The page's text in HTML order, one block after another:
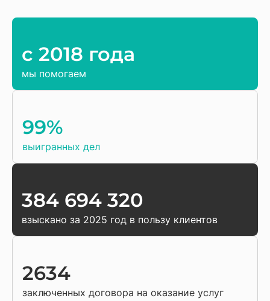
c 2018 года
мы помогаем
99%
выигранных дел
384 694 320
взыскано за 2025 год в пользу клиентов
2634
заключенных договора на оказание услуг